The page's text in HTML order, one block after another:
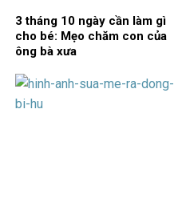
3 tháng 10 ngày cần làm gì
cho bé: Mẹo chăm con của
ông bà xưa